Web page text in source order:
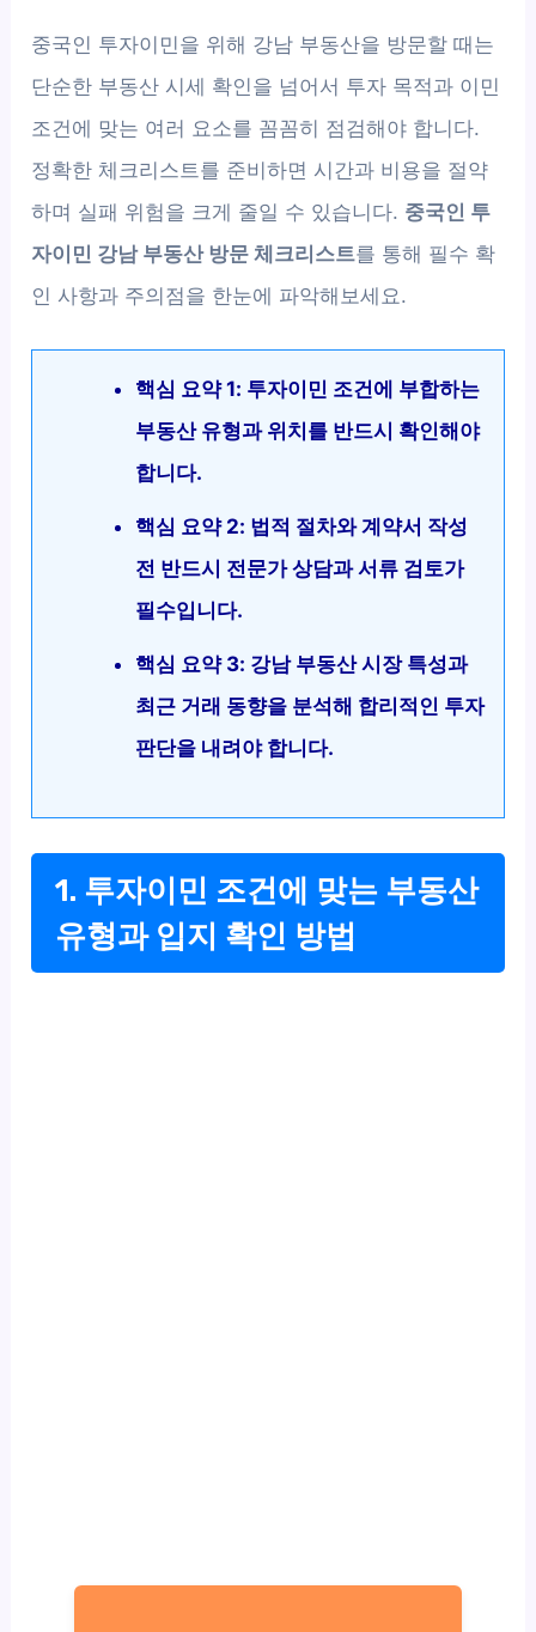
중국인 투자이민을 위해 강남 부동산을 방문할 때는
단순한 부동산 시세 확인을 넘어서 투자 목적과 이민
조건에 맞는 여러 요소를 꼼꼼히 점검해야 합니다.
정확한 체크리스트를 준비하면 시간과 비용을 절약
하며 실패 위험을 크게 줄일 수 있습니다. 중국인 투
자이민 강남 부동산 방문 체크리스트를 통해 필수 확
인 사항과 주의점을 한눈에 파악해보세요.
핵심 요약 1: 투자이민 조건에 부합하는
부동산 유형과 위치를 반드시 확인해야
합니다.
핵심 요약 2: 법적 절차와 계약서 작성
전 반드시 전문가 상담과 서류 검토가
필수입니다.
핵심 요약 3: 강남 부동산 시장 특성과
최근 거래 동향을 분석해 합리적인 투자
판단을 내려야 합니다.
1. 투자이민 조건에 맞는 부동산
유형과 입지 확인 방법